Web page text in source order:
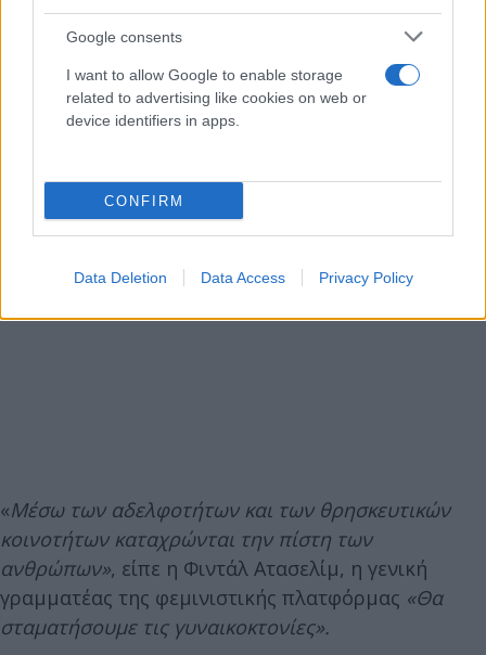
Google consents
I want to allow Google to enable storage
related to advertising like cookies on web or
device identifiers in apps.
CONFIRM
Data Deletion Data Access Privacy Policy
«Μέσω των αδελφοτήτων και των θρησκευτικών
κοινοτήτων καταχρώνται την πίστη των
ανθρώπων», είπε η Φιντάλ Ατασελίμ, η γενική
γραμματέας της φεμινιστικής πλατφόρμας «Θα
σταματήσουμε τις γυναικοκτονίες».